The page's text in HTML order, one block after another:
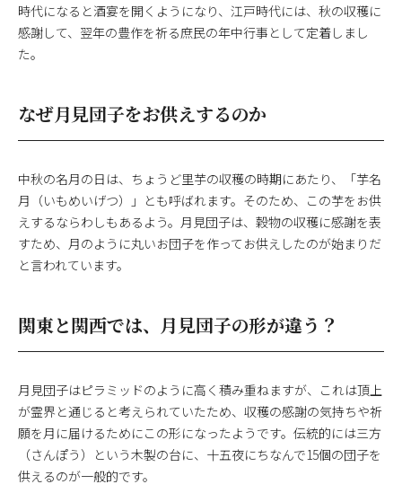
時代になると酒宴を開くようになり、江戸時代には、秋の収穫に
感謝して、翌年の豊作を祈る庶民の年中行事として定着しまし
た。
なぜ月見団子をお供えするのか
中秋の名月の日は、ちょうど里芋の収穫の時期にあたり、「芋名
月（いもめいげつ）」とも呼ばれます。そのため、この芋をお供
えするならわしもあるよう。月見団子は、穀物の収穫に感謝を表
すため、月のように丸いお団子を作ってお供えしたのが始まりだ
と言われています。
関東と関西では、月見団子の形が違う？
月見団子はピラミッドのように高く積み重ねますが、これは頂上
が霊界と通じると考えられていたため、収穫の感謝の気持ちや祈
願を月に届けるためにこの形になったようです。伝統的には三方
（さんぽう）という木製の台に、十五夜にちなんで15個の団子を
供えるのが一般的です。